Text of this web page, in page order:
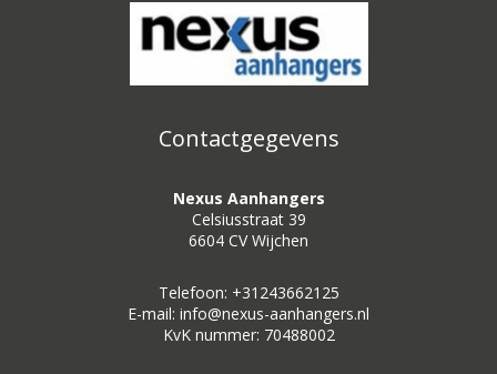
Contactgegevens
Nexus Aanhangers
Celsiusstraat 39
6604 CV Wijchen
Telefoon: +31243662125
E-mail: info@nexus-aanhangers.nl
KvK nummer: 70488002